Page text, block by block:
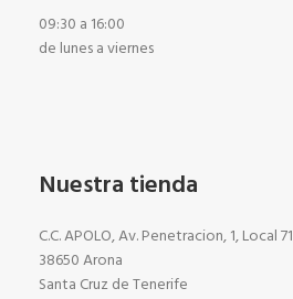
09:30 a 16:00
de lunes a viernes
Nuestra tienda
C.C. APOLO, Av. Penetracion, 1, Local 71
38650 Arona
Santa Cruz de Tenerife